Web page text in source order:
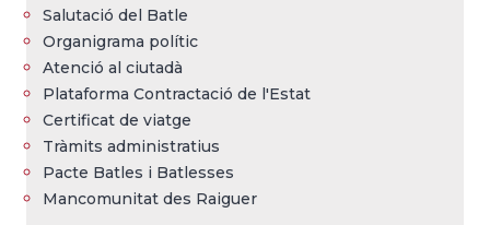
Salutació del Batle
Organigrama polític
Atenció al ciutadà
Plataforma Contractació de l'Estat
Certificat de viatge
Tràmits administratius
Pacte Batles i Batlesses
Mancomunitat des Raiguer